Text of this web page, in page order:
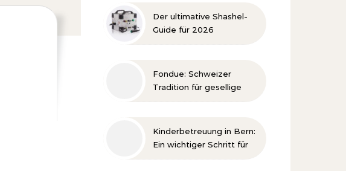
Der ultimative Shashel-
Guide für 2026
Fondue: Schweizer
Tradition für gesellige
Kinderbetreuung in Bern:
Ein wichtiger Schritt für